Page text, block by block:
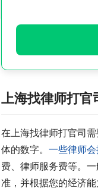
上海找律师打官
在上海找律师打官司
体的数字。 一些律师
费、律师服务费等。
准，并根据您的经济能